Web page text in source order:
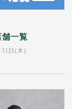
一覧
31日(木)